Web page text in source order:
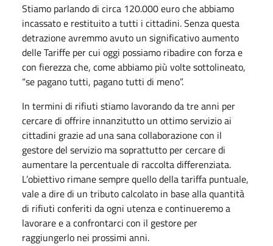
Stiamo parlando di circa 120.000 euro che abbiamo
incassato e restituito a tutti i cittadini. Senza questa
detrazione avremmo avuto un significativo aumento
delle Tariffe per cui oggi possiamo ribadire con forza e
con fierezza che, come abbiamo più volte sottolineato,
“se pagano tutti, pagano tutti di meno”.
In termini di rifiuti stiamo lavorando da tre anni per
cercare di offrire innanzitutto un ottimo servizio ai
cittadini grazie ad una sana collaborazione con il
gestore del servizio ma soprattutto per cercare di
aumentare la percentuale di raccolta differenziata.
L’obiettivo rimane sempre quello della tariffa puntuale,
vale a dire di un tributo calcolato in base alla quantità
di rifiuti conferiti da ogni utenza e continueremo a
lavorare e a confrontarci con il gestore per
raggiungerlo nei prossimi anni.